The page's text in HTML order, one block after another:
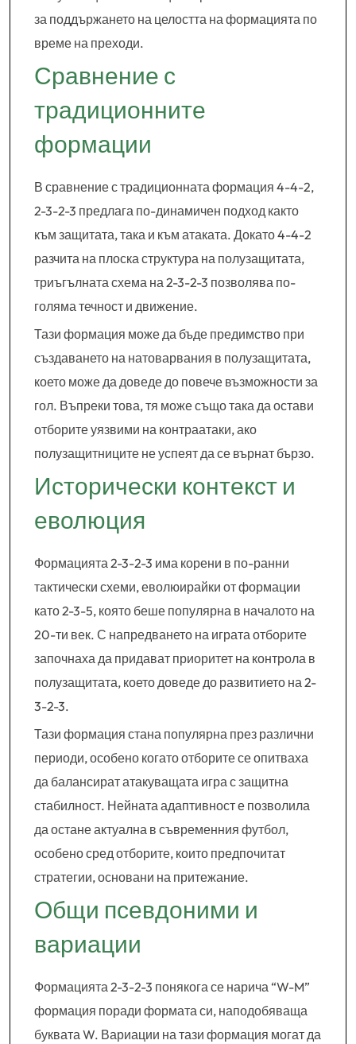
за поддържането на целостта на формацията по
време на преходи.
Сравнение с
традиционните
формации
В сравнение с традиционната формация 4-4-2,
2-3-2-3 предлага по-динамичен подход както
към защитата, така и към атаката. Докато 4-4-2
разчита на плоска структура на полузащитата,
триъгълната схема на 2-3-2-3 позволява по-
голяма течност и движение.
Тази формация може да бъде предимство при
създаването на натоварвания в полузащитата,
което може да доведе до повече възможности за
гол. Въпреки това, тя може също така да остави
отборите уязвими на контраатаки, ако
полузащитниците не успеят да се върнат бързо.
Исторически контекст и
еволюция
Формацията 2-3-2-3 има корени в по-ранни
тактически схеми, еволюирайки от формации
като 2-3-5, която беше популярна в началото на
20-ти век. С напредването на играта отборите
започнаха да придават приоритет на контрола в
полузащитата, което доведе до развитието на 2-
3-2-3.
Тази формация стана популярна през различни
периоди, особено когато отборите се опитваха
да балансират атакуващата игра с защитна
стабилност. Нейната адаптивност е позволила
да остане актуална в съвременния футбол,
особено сред отборите, които предпочитат
стратегии, основани на притежание.
Общи псевдоними и
вариации
Формацията 2-3-2-3 понякога се нарича “W-M”
формация поради формата си, наподобяваща
буквата W. Вариации на тази формация могат да